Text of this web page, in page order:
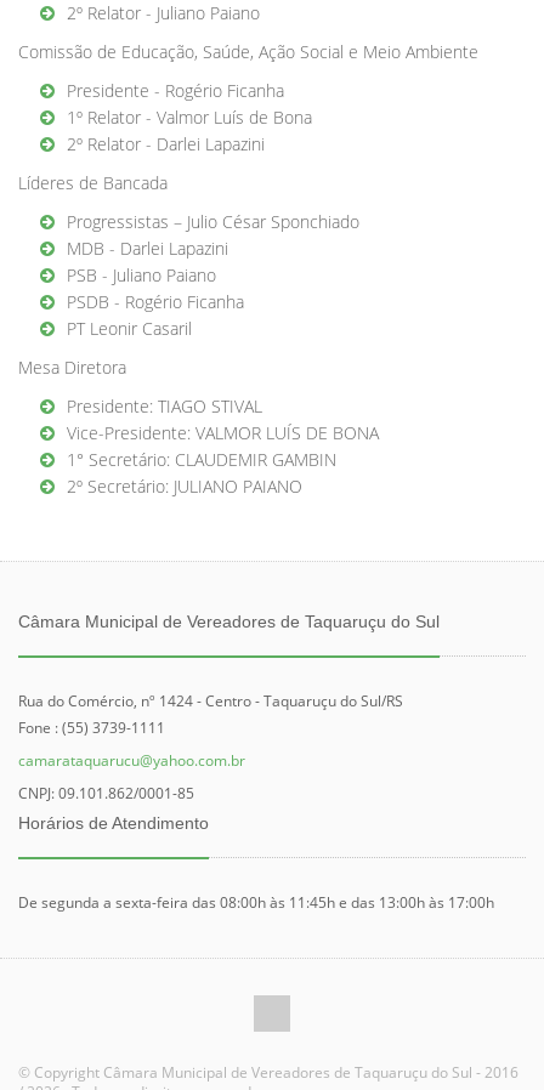
2º Relator - Juliano Paiano
Comissão de Educação, Saúde, Ação Social e Meio Ambiente
Presidente - Rogério Ficanha
1º Relator - Valmor Luís de Bona
2º Relator - Darlei Lapazini
Líderes de Bancada
Progressistas – Julio César Sponchiado
MDB - Darlei Lapazini
PSB - Juliano Paiano
PSDB - Rogério Ficanha
PT Leonir Casaril
Mesa Diretora
Presidente: TIAGO STIVAL
Vice-Presidente: VALMOR LUÍS DE BONA
1° Secretário: CLAUDEMIR GAMBIN
2º Secretário: JULIANO PAIANO
Câmara Municipal de Vereadores de Taquaruçu do Sul
Rua do Comércio, nº 1424 - Centro - Taquaruçu do Sul/RS
Fone : (55) 3739-1111
camarataquarucu@yahoo.com.br
CNPJ: 09.101.862/0001-85
Horários de Atendimento
De segunda a sexta-feira das 08:00h às 11:45h e das 13:00h às 17:00h
© Copyright Câmara Municipal de Vereadores de Taquaruçu do Sul - 2016